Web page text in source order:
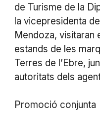
de Turisme de la
la vicepresidenta
Mendoza, visitaran
estands de les
Terres de l’Ebre,
autoritats dels
Promoció conjunta